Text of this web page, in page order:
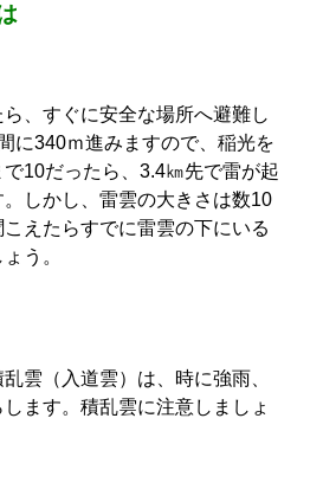
、すぐに安全な場所へ避難し
に340ｍ進みますので、稲光を
10だったら、3.4㎞先で雷が起
しかし、雷雲の大きさは数10
えたらすでに雷雲の下にいる
う。
雲（入道雲）は、時に強雨、
ます。積乱雲に注意しましょ